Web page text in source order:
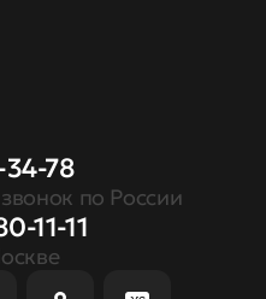
78
по России
11-11